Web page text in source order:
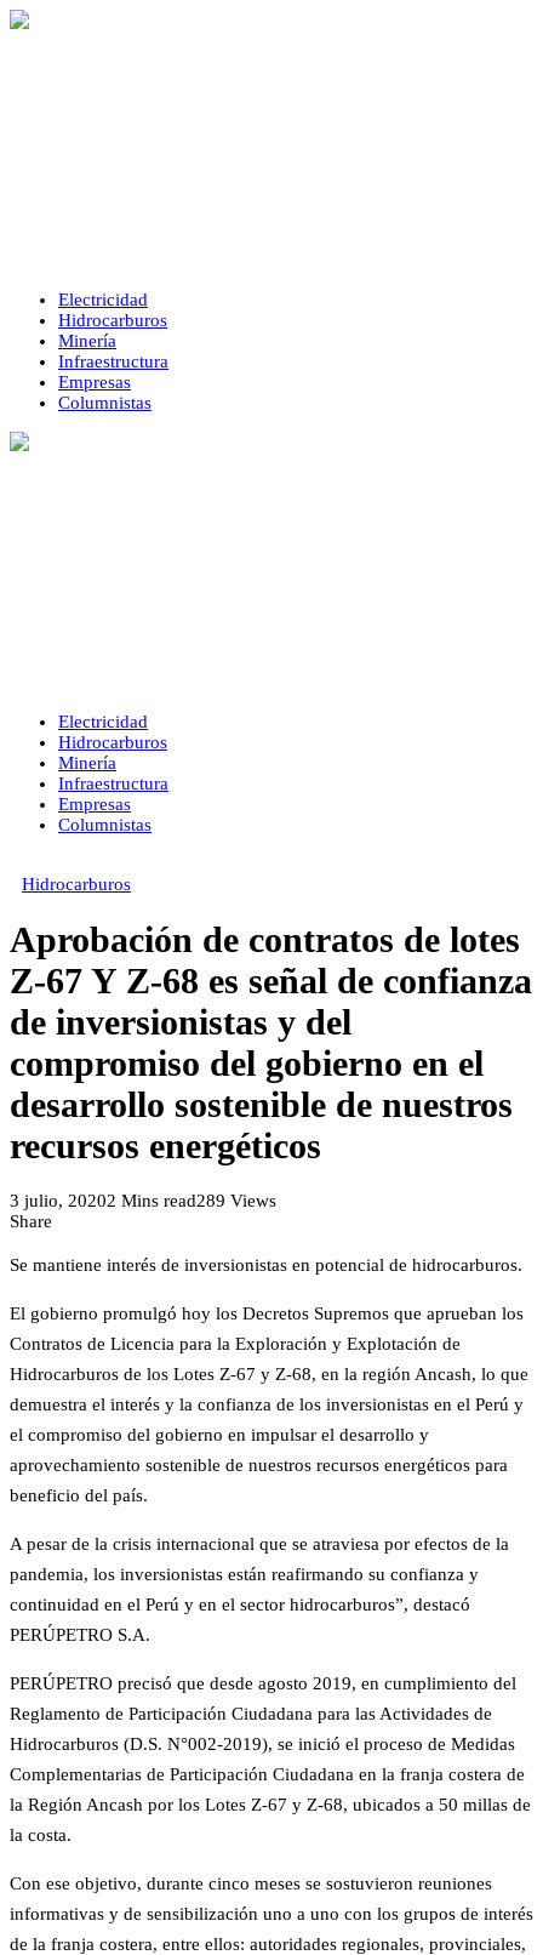
Electricidad
Hidrocarburos
Minería
Infraestructura
Empresas
Columnistas
Electricidad
Hidrocarburos
Minería
Infraestructura
Empresas
Columnistas
Hidrocarburos
Aprobación de contratos de lotes
Z-67 Y Z-68 es señal de confianza
de inversionistas y del
compromiso del gobierno en el
desarrollo sostenible de nuestros
recursos energéticos
3 julio, 20202 Mins read289 Views
Share
Se mantiene interés de inversionistas en potencial de hidrocarburos.
El gobierno promulgó hoy los Decretos Supremos que aprueban los
Contratos de Licencia para la Exploración y Explotación de
Hidrocarburos de los Lotes Z-67 y Z-68, en la región Ancash, lo que
demuestra el interés y la confianza de los inversionistas en el Perú y
el compromiso del gobierno en impulsar el desarrollo y
aprovechamiento sostenible de nuestros recursos energéticos para
beneficio del país.
A pesar de la crisis internacional que se atraviesa por efectos de la
pandemia, los inversionistas están reafirmando su confianza y
continuidad en el Perú y en el sector hidrocarburos”, destacó
PERÚPETRO S.A.
PERÚPETRO precisó que desde agosto 2019, en cumplimiento del
Reglamento de Participación Ciudadana para las Actividades de
Hidrocarburos (D.S. N°002-2019), se inició el proceso de Medidas
Complementarias de Participación Ciudadana en la franja costera de
la Región Ancash por los Lotes Z-67 y Z-68, ubicados a 50 millas de
la costa.
Con ese objetivo, durante cinco meses se sostuvieron reuniones
informativas y de sensibilización uno a uno con los grupos de interés
de la franja costera, entre ellos: autoridades regionales, provinciales,